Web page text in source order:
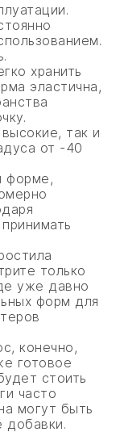
хранить
эластична,
так и
от -40
форме,
только
уже давно
форм для
конечно,
готовое
стоить
часто
могут быть
добавки.